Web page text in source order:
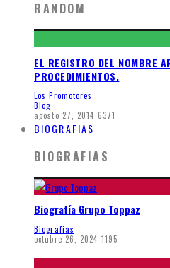
RANDOM
EL REGISTRO DEL NOMBRE
PROCEDIMIENTOS.
Los Promotores
Blog
agosto 27, 2014 6371
BIOGRAFIAS
BIOGRAFIAS
Biografía Grupo Toppaz
Biografias
octubre 26, 2024 1195